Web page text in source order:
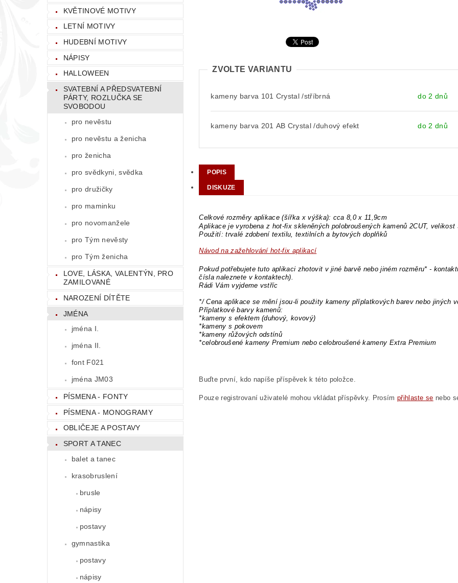
KVĚTINOVÉ MOTIVY
LETNÍ MOTIVY
HUDEBNÍ MOTIVY
NÁPISY
HALLOWEEN
SVATEBNÍ A PŘEDSVATEBNÍ
PÁRTY, ROZLUČKA SE
SVOBODOU
pro nevěstu
pro nevěstu a ženicha
pro ženicha
pro svědkyni, svědka
pro družičky
pro maminku
pro novomanžele
pro Tým nevěsty
pro Tým ženicha
LOVE, LÁSKA, VALENTÝN, PRO
ZAMILOVANÉ
NAROZENÍ DÍTĚTE
JMÉNA
jména I.
jména II.
font F021
jména JM03
PÍSMENA - FONTY
PÍSMENA - MONOGRAMY
OBLIČEJE A POSTAVY
SPORT A TANEC
balet a tanec
krasobruslení
brusle
nápisy
postavy
gymnastika
postavy
nápisy
ZVOLTE VARIANTU
kameny barva 101 Crystal /stříbrná do 2 dnů
kameny barva 201 AB Crystal /duhový efekt do 2 dnů
POPIS
DISKUZE
Celkové rozměry aplikace (šířka x výška): cca 8,0 x 11,9cm
Aplikace je vyrobena z hot-fix skleněných polobroušených kamenů 2CUT, velikost
Použití: trvalé zdobení textilu, textilních a bytových doplňků
Návod na zažehlování hot-fix aplikací
Pokud potřebujete tuto aplikaci zhotovit v jiné barvě nebo jiném rozměru* -
čísla naleznete v kontaktech).
Rádi Vám vyjdeme vstříc
*/ Cena aplikace se mění jsou-li použity kameny příplatkových barev nebo jiných
Příplatkové barvy kamenů:
*kameny s efektem (duhový, kovový)
*kameny s pokovem
*kameny růžových odstínů
*celobroušené kameny Premium nebo celobroušené kameny Extra Premium
Buďte první, kdo napíše příspěvek k této položce.
Pouze registrovaní uživatelé mohou vkládat příspěvky. Prosím přihlaste se nebo